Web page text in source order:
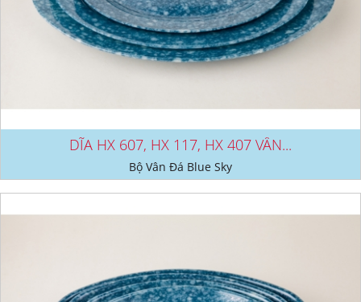
DĨA HX 607, HX 117, HX 407 VÂN...
Bộ Vân Đá Blue Sky